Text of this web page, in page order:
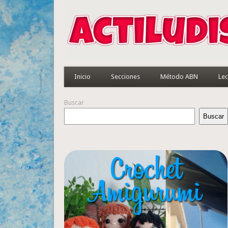
Inicio Secciones Método ABN
Buscar
Buscar